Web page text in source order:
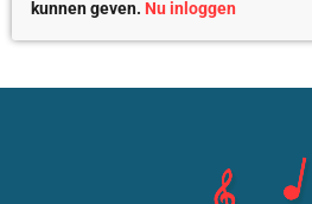
kunnen geven. Nu inloggen